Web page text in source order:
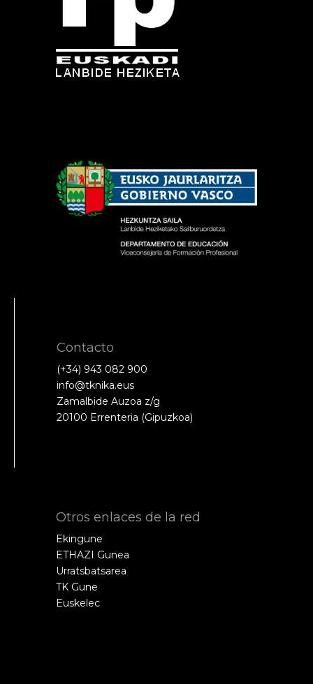
Contacto
(+34) 943 082 900
info@tknika.eus
Zamalbide Auzoa z/g
20100 Errenteria (Gipuzkoa)
Otros enlaces de la red
Ekingune
ETHAZI Gunea
Urratsbatsarea
TK Gune
Euskelec